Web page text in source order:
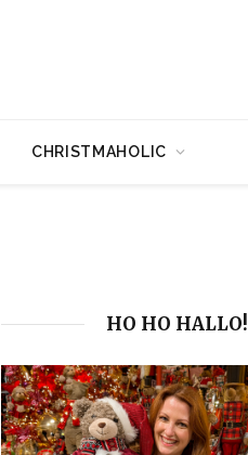
CHRISTMAHOLIC
HO HO HALLO!